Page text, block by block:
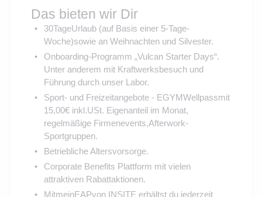
Das bieten wir Dir
30TageUrlaub (auf Basis einer 5-Tage-
Woche)sowie an Weihnachten und Silvester.
Onboarding-Programm „Vulcan Starter Days“.
Unter anderem mit Kraftwerksbesuch und
Führung durch unser Labor.
Sport- und Freizeitangebote - EGYMWellpassmit
15,00€ inkl.USt. Eigenanteil im Monat,
regelmäßige Firmenevents,Afterwork-
Sportgruppen.
Betriebliche Altersvorsorge.
Corporate Benefits Plattform mit vielen
attraktiven Rabattaktionen.
MitmeinEAPvon INSITE erhältst du jederzeit